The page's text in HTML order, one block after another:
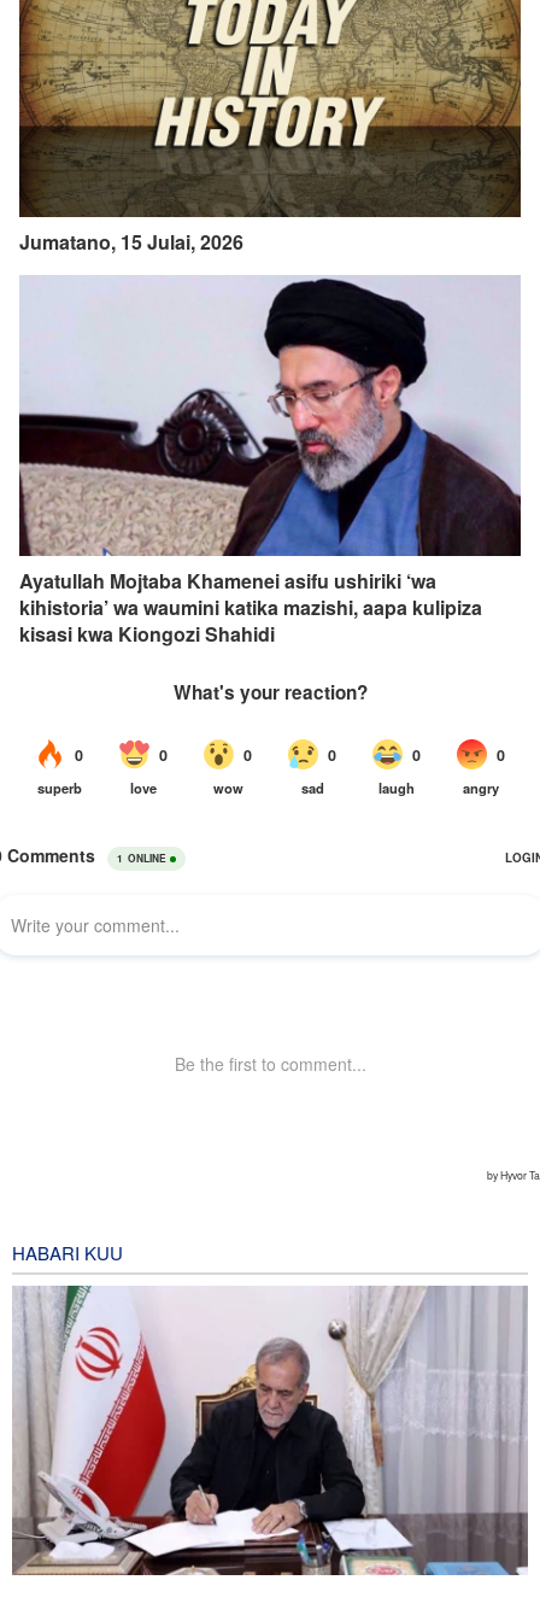
Jumatano, 15 Julai, 2026
Ayatullah Mojtaba Khamenei asifu ushiriki ‘wa
kihistoria’ wa waumini katika mazishi, aapa kulipiza
kisasi kwa Kiongozi Shahidi
HABARI KUU